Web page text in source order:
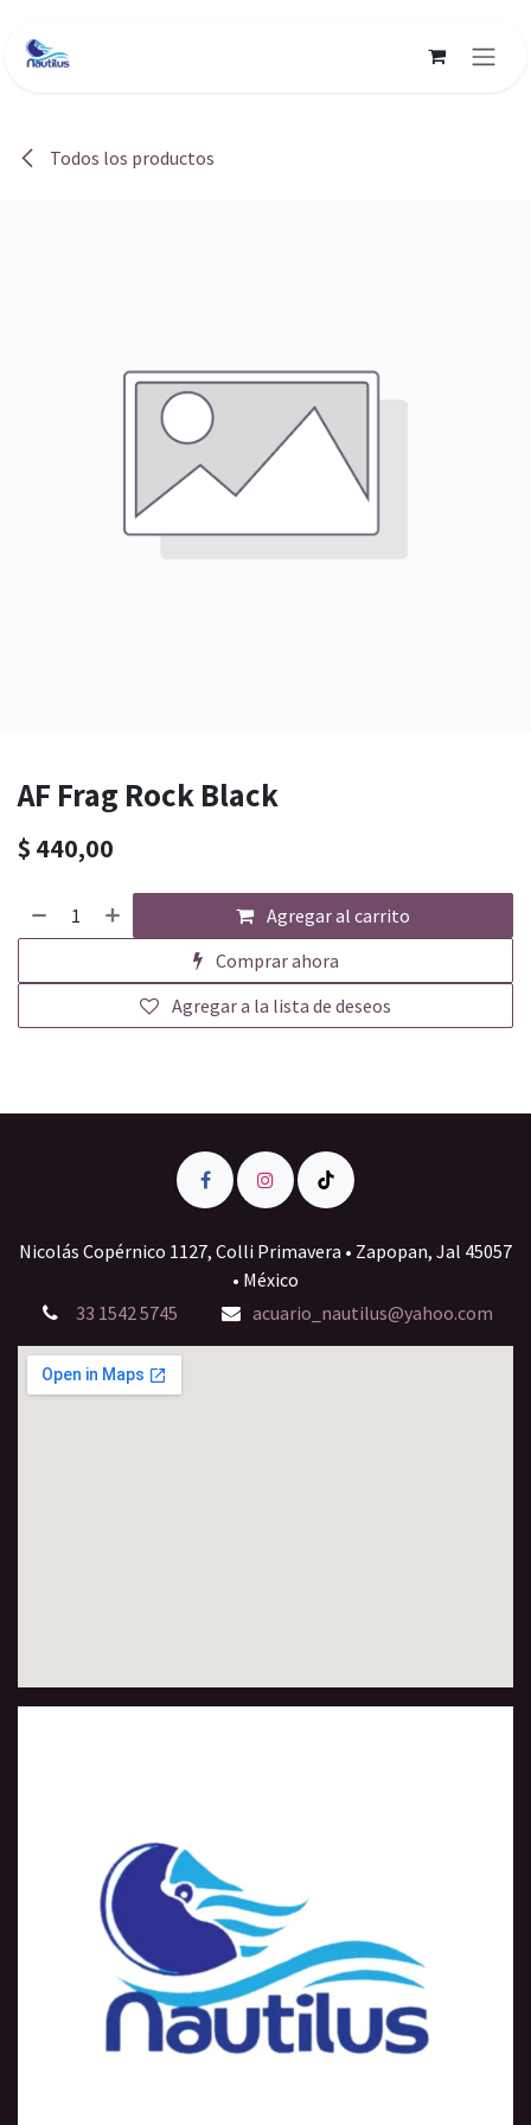
Todos los productos
AF Frag Rock Black
$ 440,00
Agregar al carrito
Comprar ahora
Agregar a la lista de deseos
Nicolás Copérnico 1127, Colli Primavera • Zapopan, Jal 45057
• México
33 1542 5745
acuario_nautilus@yahoo.com